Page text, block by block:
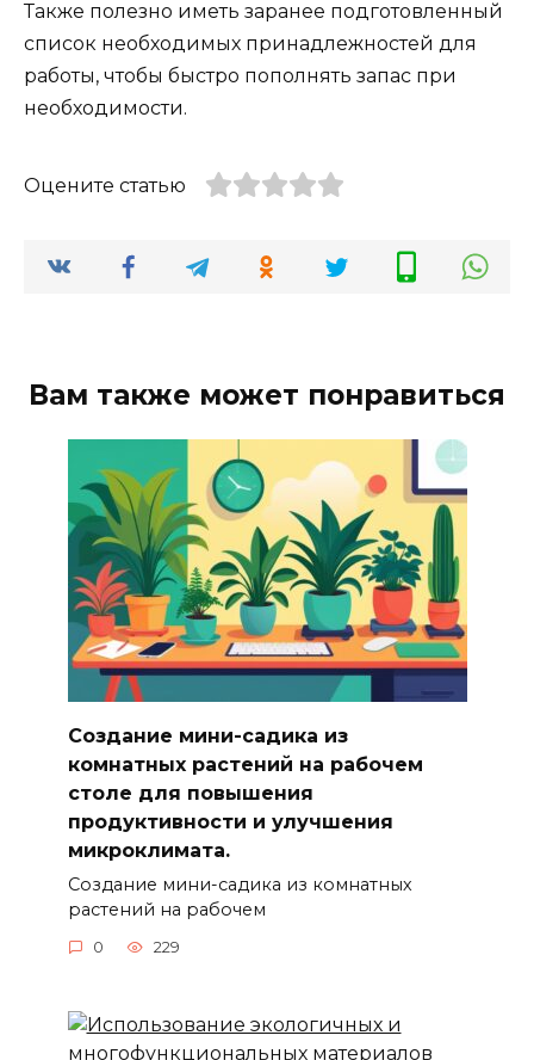
Также полезно иметь заранее подготовленный
список необходимых принадлежностей для
работы, чтобы быстро пополнять запас при
необходимости.
Оцените статью
Вам также может понравиться
Создание мини-садика из
комнатных растений на рабочем
столе для повышения
продуктивности и улучшения
микроклимата.
Создание мини-садика из комнатных
растений на рабочем
0 229